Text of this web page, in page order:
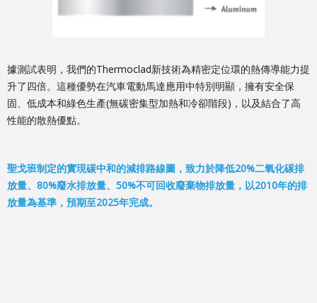
據測試表明，我們的Thermoclad新技術為精密定位環的熱傳導能力提
升了四倍。這種優勢在汽車電動馬達應用中特別明顯，擁有安全保
固、低成本和綠色生產(無碳密集型加熱和冷卻階段)，以及結合了高
性能的散熱優點。
聖戈班制定的實現碳中和的減排路線圖，致力於降低20%二氧化碳排
放量、80%廢水排放量、50%不可回收廢棄物排放量，以2010年的排
放量為基準，預期至2025年完成。